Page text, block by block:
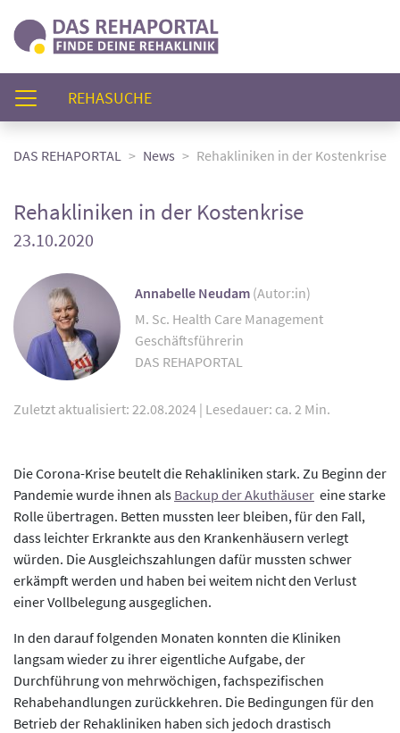
REHASUCHE(AKTUELL)
DAS REHAPORTAL News Rehakliniken in der Kostenkrise
Rehakliniken in der Kostenkrise
23.10.2020
Annabelle Neudam (Autor:in)
M. Sc. Health Care Management
Geschäftsführerin
DAS REHAPORTAL
Zuletzt aktualisiert: 22.08.2024 | Lesedauer: ca. 2 Min.
Die Corona-Krise beutelt die Rehakliniken stark. Zu Beginn der
Pandemie wurde ihnen als Backup der Akuthäuser eine starke
Rolle übertragen. Betten mussten leer bleiben, für den Fall,
dass leichter Erkrankte aus den Krankenhäusern verlegt
würden. Die Ausgleichszahlungen dafür mussten schwer
erkämpft werden und haben bei weitem nicht den Verlust
einer Vollbelegung ausgeglichen.
In den darauf folgenden Monaten konnten die Kliniken
langsam wieder zu ihrer eigentliche Aufgabe, der
Durchführung von mehrwöchigen, fachspezifischen
Rehabehandlungen zurückkehren. Die Bedingungen für den
Betrieb der Rehakliniken haben sich jedoch drastisch